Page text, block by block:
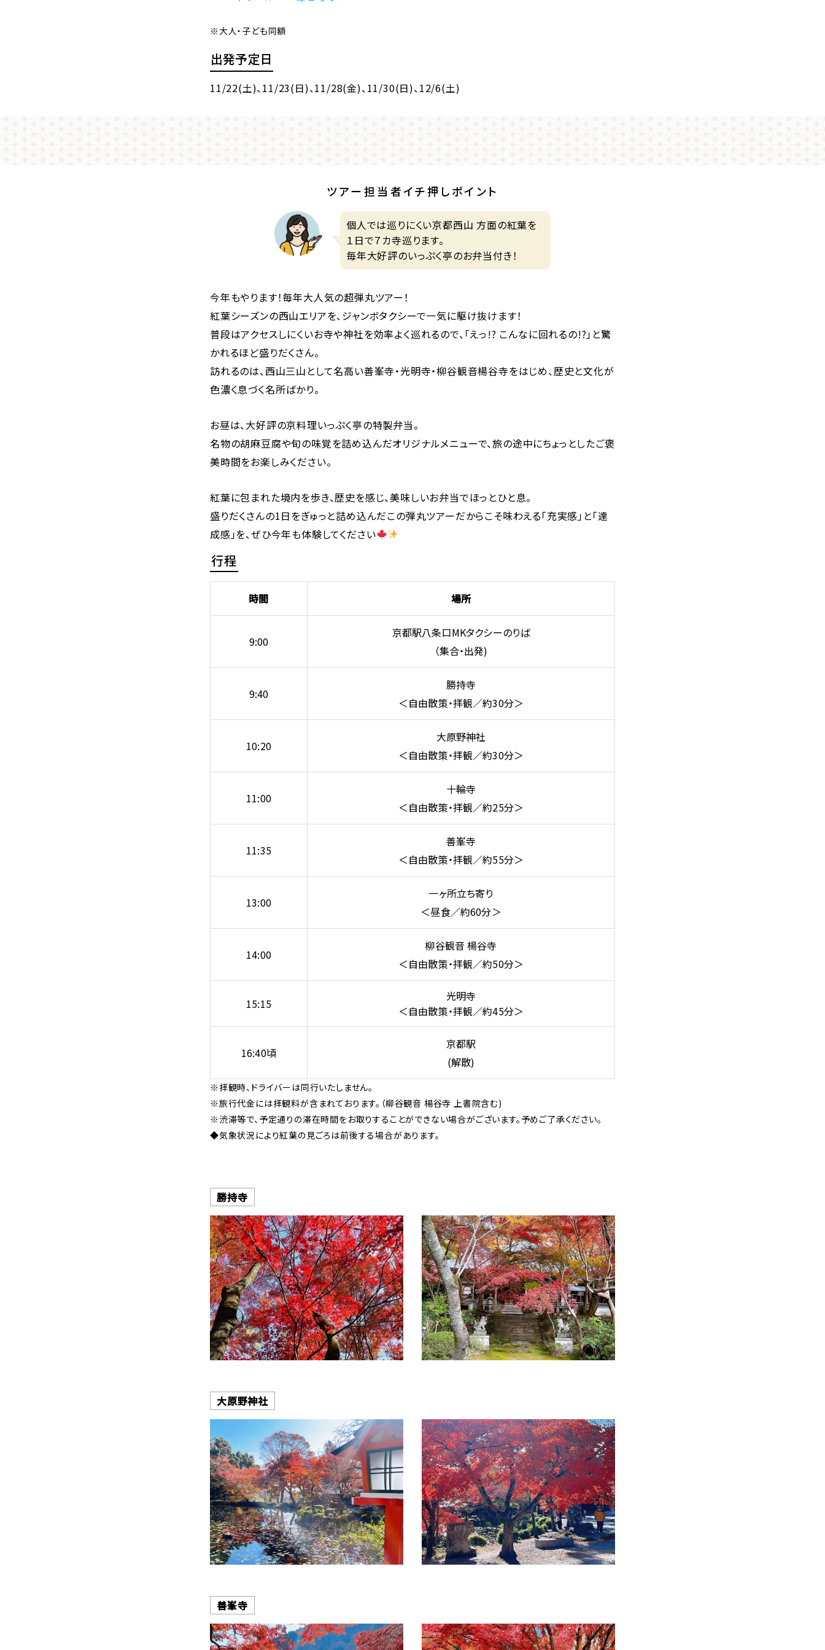
※大人・子ども同額
出発予定日
11/22(土)、11/23(日)、11/28(金)、11/30(日)、12/6(土)
ツアー担当者イチ押しポイント
個人では巡りにくい京都西山 方面の紅葉を
１日で７カ寺巡ります。
毎年大好評のいっぷく亭のお弁当付き！
今年もやります！毎年大人気の超弾丸ツアー！
紅葉シーズンの西山エリアを、ジャンボタクシーで一気に駆け抜けます！
普段はアクセスしにくいお寺や神社を効率よく巡れるので、「えっ!? こんなに回れるの!?」と驚
かれるほど盛りだくさん。
訪れるのは、西山三山として名高い善峯寺・光明寺・柳谷観音楊谷寺をはじめ、歴史と文化が
色濃く息づく名所ばかり。
お昼は、大好評の京料理いっぷく亭の特製弁当。
名物の胡麻豆腐や旬の味覚を詰め込んだオリジナルメニューで、旅の途中にちょっとしたご褒
美時間をお楽しみください。
紅葉に包まれた境内を歩き、歴史を感じ、美味しいお弁当でほっとひと息。
盛りだくさんの1日をぎゅっと詰め込んだこの弾丸ツアーだからこそ味わえる「充実感」と「達
成感」を、ぜひ今年も体験してください
行程
時間 場所
9:00
京都駅八条口MKタクシーのりば
（集合・出発)
9:40
勝持寺
＜自由散策・拝観／約30分＞
10:20
大原野神社
＜自由散策・拝観／約30分＞
11:00
十輪寺
＜自由散策・拝観／約25分＞
11:35
善峯寺
＜自由散策・拝観／約55分＞
13:00
一ヶ所立ち寄り
＜昼食／約60分＞
14:00
柳谷観音 楊谷寺
＜自由散策・拝観／約50分＞
15:15
光明寺
＜自由散策・拝観／約45分＞
16:40頃
京都駅
(解散)
※拝観時、ドライバーは同行いたしません。
※旅行代金には拝観料が含まれております。（柳谷観音 楊谷寺 上書院含む)
※渋滞等で、予定通りの滞在時間をお取りすることができない場合がございます。予めご了承ください。
◆気象状況により紅葉の見ごろは前後する場合があります。
勝持寺
大原野神社
善峯寺